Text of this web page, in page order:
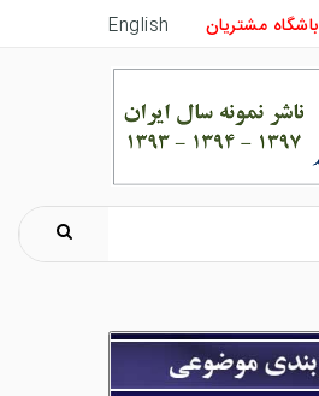
باشگاه مشتریان English